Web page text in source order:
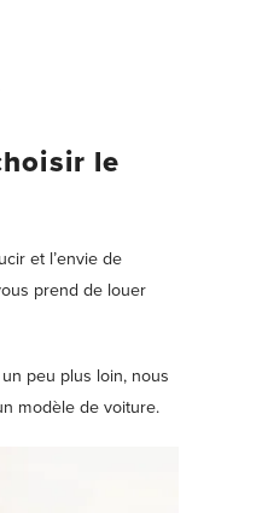
le
et l’envie de
prend de louer
peu plus loin, nous
modèle de voiture.